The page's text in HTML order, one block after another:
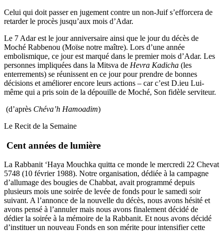
Celui qui doit passer en jugement contre un non-Juif s’efforcera de
retarder le procès jusqu’aux mois d’Adar.
Le 7 Adar est le jour anniversaire ainsi que le jour du décès de
Moché Rabbenou (Moïse notre maître). Lors d’une année
embolismique, ce jour est marqué dans le premier mois d’Adar. Les
personnes impliquées dans la Mitsva de Hevra Kadicha (les
enterrements) se réunissent en ce jour pour prendre de bonnes
décisions et améliorer encore leurs actions – car c’est D.ieu Lui-
même qui a pris soin de la dépouille de Moché, Son fidèle serviteur.
(d’après Chéva’h Hamoadim)
Le Recit de la Semaine
Cent années de lumière
La Rabbanit ‘Haya Mouchka quitta ce monde le mercredi 22 Chevat
5748 (10 février 1988). Notre organisation, dédiée à la campagne
d’allumage des bougies de Chabbat, avait programmé depuis
plusieurs mois une soirée de levée de fonds pour le samedi soir
suivant. A l’annonce de la nouvelle du décès, nous avons hésité et
avons pensé à l’annuler mais nous avons finalement décidé de
dédier la soirée à la mémoire de la Rabbanit. Et nous avons décidé
d’instituer un nouveau Fonds en son mérite pour intensifier cette